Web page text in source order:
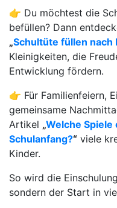
👉 Du möchtest die
befüllen? Dann
„Schultüte füllen nach
Kleinigkeiten, die
Entwicklung fördern.
👉 Für Familienfeiern,
gemeinsame
Artikel „Welche
Schulanfang?“ viele
Kinder.
So wird die
sondern der Start in